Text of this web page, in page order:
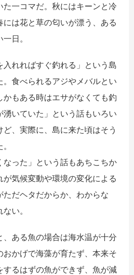
た一コマだ。秋にはキーンと冷
は花と草の匂いが漂う、ある
日。
れればすぐ釣れる」という島
。食べられるアジやメバルとい
かもある時はエサがなくても釣
湧いていた」という話もいろい
、実際に、島に来た頃はそう
った」という話もあちこちか
が気候変動や環境の変化による
ただヘタだからか、わからな
い。
ある魚の場合は海水温が十分
おかげで海藻が育たず、本来そ
するはずの魚ができず、魚が減